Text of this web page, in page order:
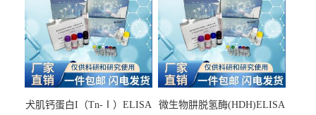
犬肌钙蛋白I（Tn-Ⅰ）ELISA
微生物肼脱氢酶(HDH)ELISA